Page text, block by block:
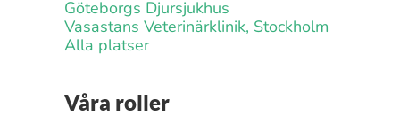
Göteborgs Djursjukhus
Vasastans Veterinärklinik, Stockholm
Alla platser
Våra roller